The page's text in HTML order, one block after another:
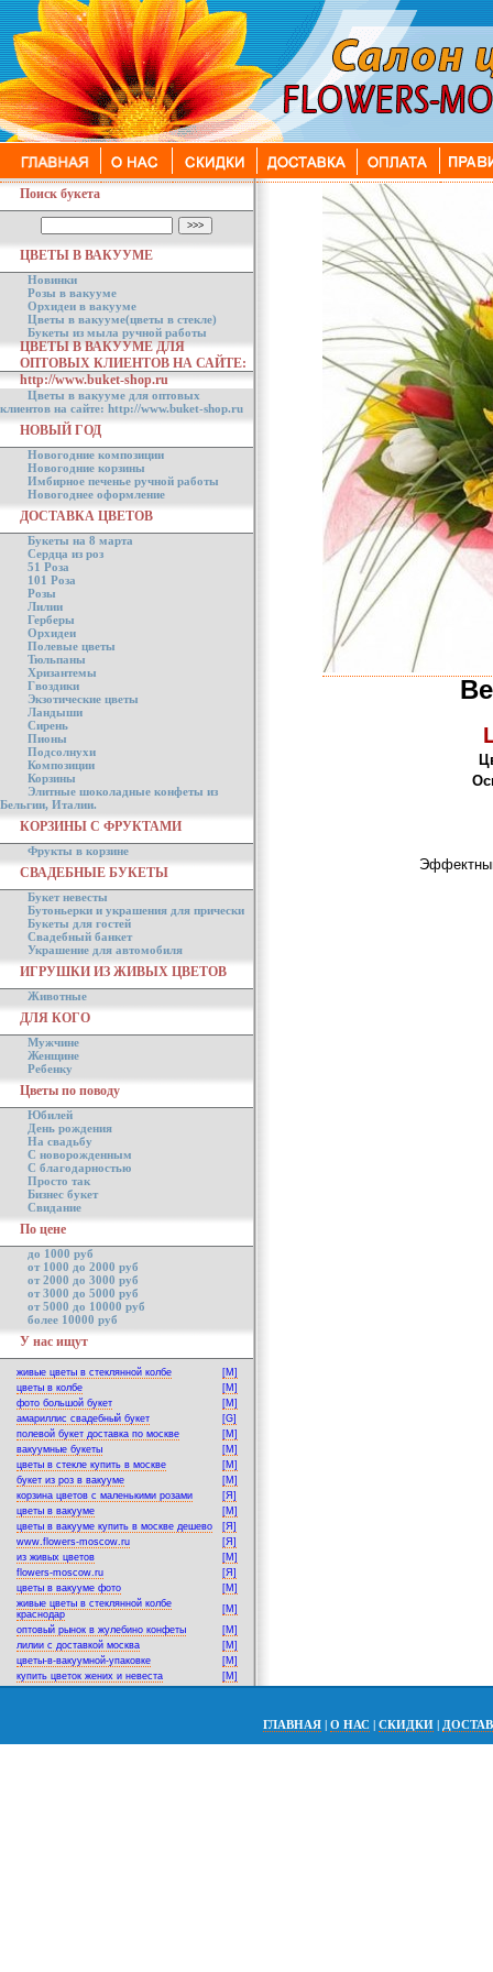
Поиск букета
ЦВЕТЫ В ВАКУУМЕ
Новинки
Розы в вакууме
Орхидеи в вакууме
Цветы в вакууме(цветы в стекле)
Букеты из мыла ручной работы
ЦВЕТЫ В ВАКУУМЕ ДЛЯ
ОПТОВЫХ КЛИЕНТОВ НА САЙТЕ:
http://www.buket-shop.ru
Цветы в вакууме для оптовых
клиентов на сайте: http://www.buket-shop.ru
НОВЫЙ ГОД
Новогодние композиции
Новогодние корзины
Имбирное печенье ручной работы
Новогоднее оформление
ДОСТАВКА ЦВЕТОВ
Букеты на 8 марта
Сердца из роз
51 Роза
101 Роза
Розы
Лилии
Герберы
Орхидеи
Полевые цветы
Тюльпаны
Хризантемы
Гвоздики
Экзотические цветы
Ландыши
Сирень
Пионы
Подсолнухи
Композиции
Корзины
Элитные шоколадные конфеты из
Бельгии, Италии.
КОРЗИНЫ С ФРУКТАМИ
Фрукты в корзине
СВАДЕБНЫЕ БУКЕТЫ
Букет невесты
Бутоньерки и украшения для прически
Букеты для гостей
Свадебный банкет
Украшение для автомобиля
ИГРУШКИ ИЗ ЖИВЫХ ЦВЕТОВ
Животные
ДЛЯ КОГО
Мужчине
Женщине
Ребенку
Цветы по поводу
Юбилей
День рождения
На свадьбу
С новорожденным
С благодарностью
Просто так
Бизнес букет
Свидание
По цене
до 1000 руб
от 1000 до 2000 руб
от 2000 до 3000 руб
от 3000 до 5000 руб
от 5000 до 10000 руб
более 10000 руб
У нас ищут
живые цветы в стеклянной колбе
[M]
цветы в колбе
[M]
фото большой букет
[M]
амариллис свадебный букет
[G]
полевой букет доставка по москве
[M]
вакуумные букеты
[M]
цветы в стекле купить в москве
[M]
букет из роз в вакууме
[M]
корзина цветов с маленькими розами
[Я]
цветы в вакууме
[M]
цветы в вакууме купить в москве дешево
[Я]
www.flowers-moscow.ru
[Я]
из живых цветов
[M]
flowers-moscow.ru
[Я]
цветы в вакууме фото
[M]
живые цветы в стеклянной колбе
краснодар
[M]
оптовый рынок в жулебино конфеты
[M]
лилии с доставкой москва
[M]
цветы-в-вакуумной-упаковке
[M]
купить цветок жених и невеста
[M]
ГЛАВНАЯ | О НАС | СКИДКИ |